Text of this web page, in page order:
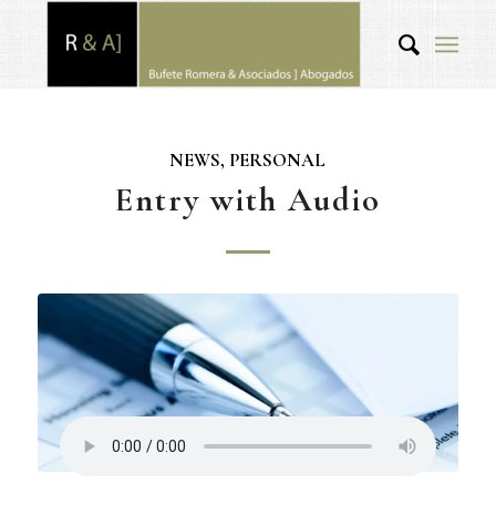
NEWS, PERSONAL
Entry with Audio